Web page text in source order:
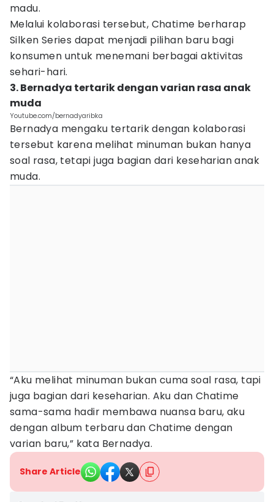
madu.
Melalui kolaborasi tersebut, Chatime berharap
Silken Series dapat menjadi pilihan baru bagi
konsumen untuk menemani berbagai aktivitas
sehari-hari.
3. Bernadya tertarik dengan varian rasa anak
muda
Youtube.com/bernadyaribka
Bernadya mengaku tertarik dengan kolaborasi
tersebut karena melihat minuman bukan hanya
soal rasa, tetapi juga bagian dari keseharian anak
muda.
“Aku melihat minuman bukan cuma soal rasa, tapi
juga bagian dari keseharian. Aku dan Chatime
sama-sama hadir membawa nuansa baru, aku
dengan album terbaru dan Chatime dengan
varian baru,” kata Bernadya.
Share Article